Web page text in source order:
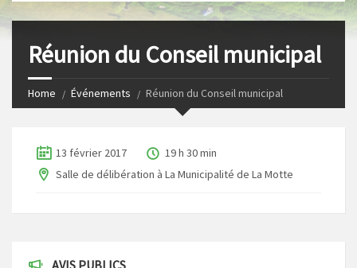
Réunion du Conseil municipal
Home Événements Réunion du Conseil municipal
13 février 2017
19 h 30 min
Salle de délibération à La Municipalité de La Motte